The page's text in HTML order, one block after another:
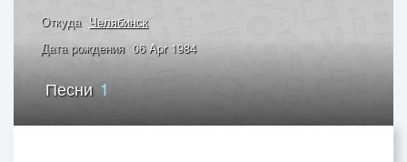
Откуда Челябинск
Дата рождения 06 Apr 1984
Песни 1